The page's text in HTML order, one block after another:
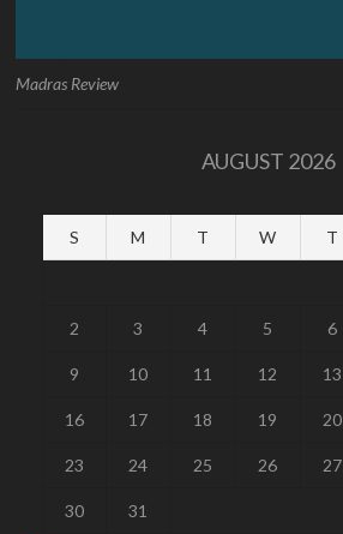
Madras Review
AUGUST 2026
S M T W T
2 3 4 5 6
9 10 11 12 13
16 17 18 19 20
23 24 25 26 27
30
31